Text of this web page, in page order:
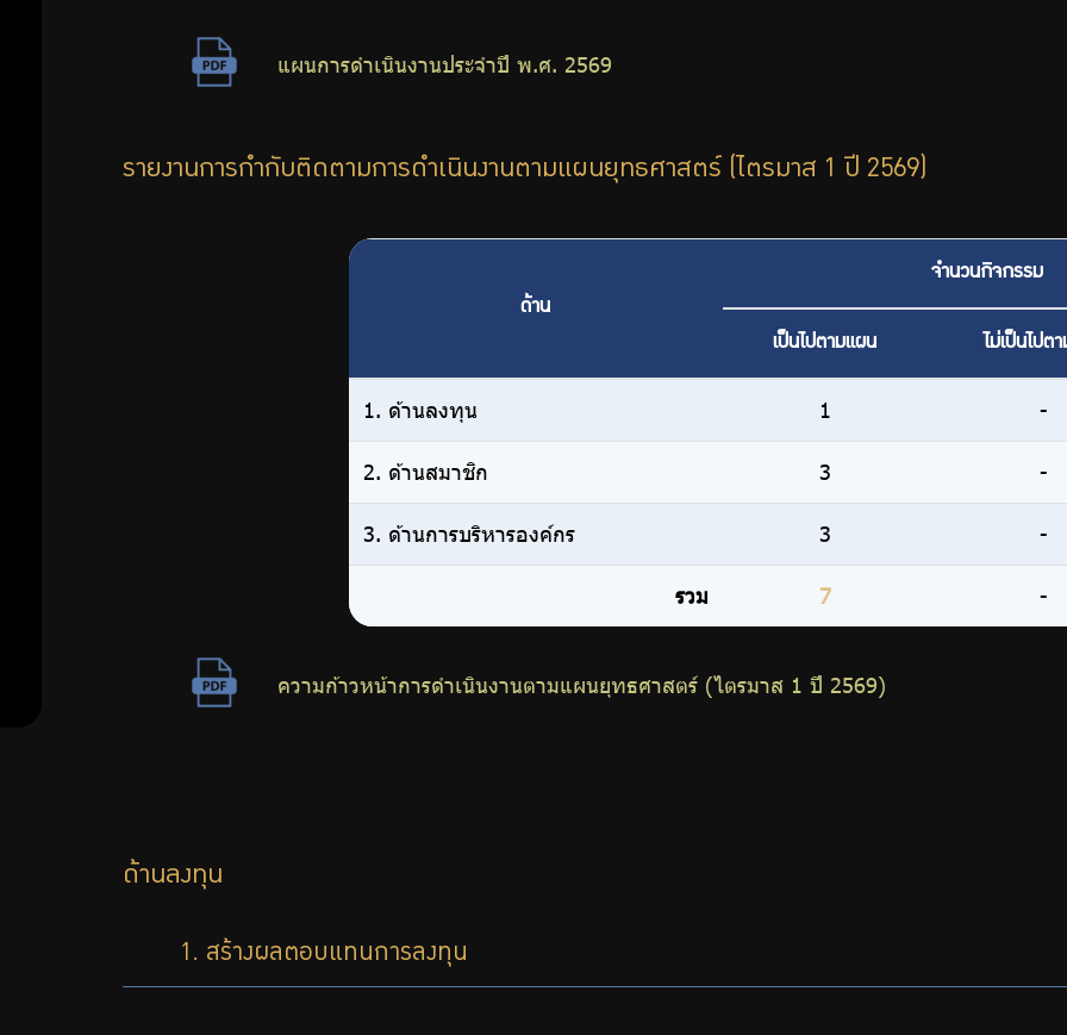
แผนการดําเนินงานประจําปี พ.ศ. 2569
รายงานการกำกับติดตามการดำเนินงานตามแผนยุทธศาสตร์ (ไตรมาส 1 ปี 2569)
ด้าน
จำนวนกิจกรรม
เป็นไปตามแผน ไม่เป็นไปต
1. ด้านลงทุน 1 -
2. ด้านสมาชิก 3 -
3. ด้านการบริหารองค์กร 3 -
รวม 7 -
ความก้าวหน้าการดำเนินงานตามแผนยุทธศาสตร์ (ไตรมาส 1 ปี 2569)
ด้านลงทุน
1. สร้างผลตอบแทนการลงทุน